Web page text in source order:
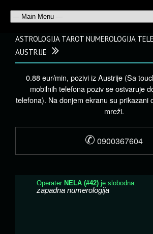
ASTROLOGIJA TAROT NUMEROLOGIJA
AUSTRIJE
0.88 eur/min, pozivi iz Austrije (Sa
mobilnih telefona poziv se ostvaruje
telefona). Na donjem ekranu su prikazani
mreži.
✆ 0900367604